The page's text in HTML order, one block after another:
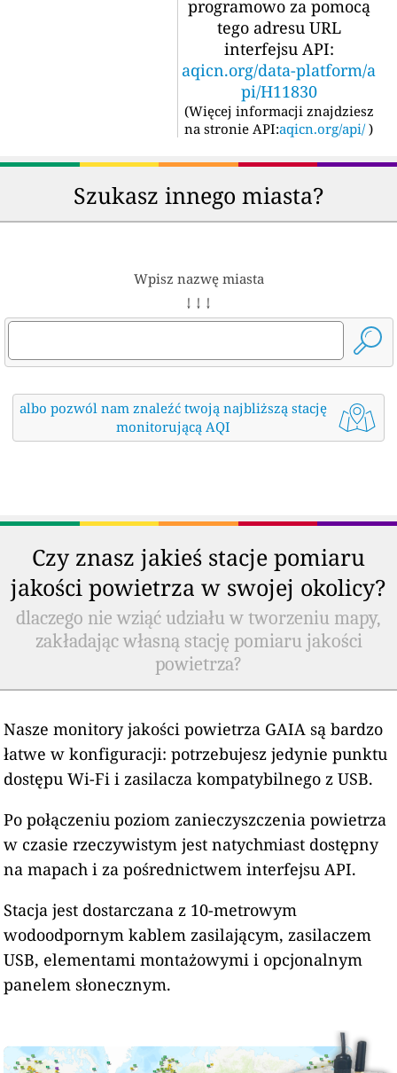
programowo za pomocą
tego adresu URL
interfejsu API:
aqicn.org/data-platform/a
pi/H11830
(Więcej informacji znajdziesz
na stronie API:aqicn.org/api/ )
Szukasz innego miasta?
Wpisz nazwę miasta
↓ ↓ ↓
albo pozwól nam znaleźć twoją najbliższą stację
monitorującą AQI
Czy znasz jakieś stacje pomiaru
jakości powietrza w swojej okolicy?
dlaczego nie wziąć udziału w tworzeniu mapy,
zakładając własną stację pomiaru jakości
powietrza?
Nasze monitory jakości powietrza GAIA są bardzo
łatwe w konfiguracji: potrzebujesz jedynie punktu
dostępu Wi-Fi i zasilacza kompatybilnego z USB.
Po połączeniu poziom zanieczyszczenia powietrza
w czasie rzeczywistym jest natychmiast dostępny
na mapach i za pośrednictwem interfejsu API.
Stacja jest dostarczana z 10-metrowym
wodoodpornym kablem zasilającym, zasilaczem
USB, elementami montażowymi i opcjonalnym
panelem słonecznym.